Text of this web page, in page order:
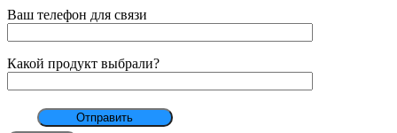
Ваш телефон для связи
Какой продукт выбрали?